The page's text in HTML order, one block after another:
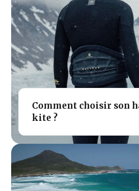
Comment choisir son
kite ?